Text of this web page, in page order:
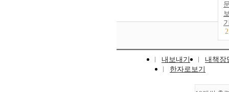
2
내보내기
내책장
한자로보기